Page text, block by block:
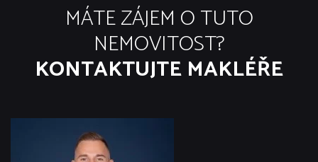
MÁTE ZÁJEM O TUTO
NEMOVITOST?
KONTAKTUJTE MAKLÉŘE